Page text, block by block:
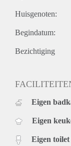
Huisgenoten:
Begindatum:
Bezichtiging
Eigen
Eigen
Eigen toilet